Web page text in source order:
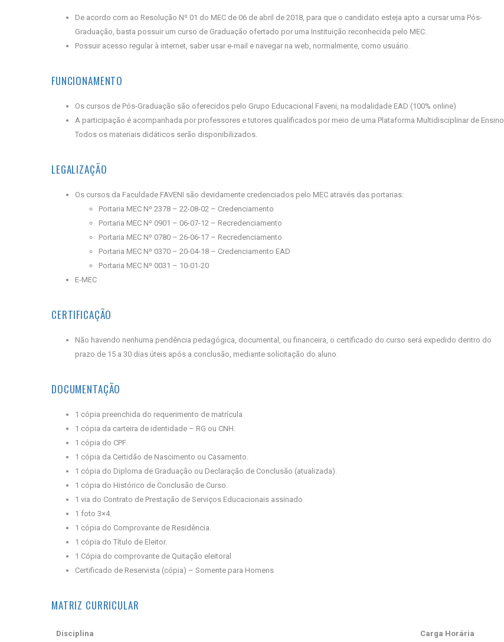
De acordo com ao Resolução Nº 01 do MEC de 06 de abril de 2018, para que o candidato esteja apto a cursar uma Pós-
Graduação, basta possuir um curso de Graduação ofertado por uma Instituição reconhecida pelo MEC.
Possuir acesso regular à internet, saber usar e-mail e navegar na web, normalmente, como usuário.
FUNCIONAMENTO
Os cursos de Pós-Graduação são oferecidos pelo Grupo Educacional Faveni, na modalidade EAD (100% online)
A participação é acompanhada por professores e tutores qualificados por meio de uma Plataforma Multidisciplinar de Ensino.
Todos os materiais didáticos serão disponibilizados.
LEGALIZAÇÃO
Os cursos da Faculdade FAVENI são devidamente credenciados pelo MEC através das portarias:
Portaria MEC Nº 2378 – 22-08-02 – Credenciamento
Portaria MEC Nº 0901 – 06-07-12 – Recredenciamento
Portaria MEC Nº 0780 – 26-06-17 – Recredenciamento
Portaria MEC Nº 0370 – 20-04-18 – Credenciamento EAD
Portaria MEC Nº 0031 – 10-01-20
E-MEC
CERTIFICAÇÃO
Não havendo nenhuma pendência pedagógica, documental, ou financeira, o certificado do curso será expedido dentro do
prazo de 15 a 30 dias úteis após a conclusão, mediante solicitação do aluno.
DOCUMENTAÇÃO
1 cópia preenchida do requerimento de matrícula
1 cópia da carteira de identidade – RG ou CNH.
1 cópia do CPF.
1 cópia da Certidão de Nascimento ou Casamento.
1 cópia do Diploma de Graduação ou Declaração de Conclusão (atualizada).
1 cópia do Histórico de Conclusão de Curso.
1 via do Contrato de Prestação de Serviços Educacionais assinado.
1 foto 3×4.
1 cópia do Comprovante de Residência.
1 cópia do Título de Eleitor.
1 Cópia do comprovante de Quitação eleitoral
Certificado de Reservista (cópia) – Somente para Homens
MATRIZ CURRICULAR
Disciplina Carga Horária